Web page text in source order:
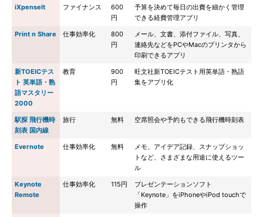
iXpenseIt ファイナンス
600
円
予算を決めて毎日の出費を細かく管理
できる経費管理アプリ
Print n Share
仕事効率化
800
円
メール、文書、添付ファイル、写真、
連絡先などをPCやMacのプリンタから
印刷できるアプリ
新TOEICテス
ト 英単語・熟
語マスタリー
2000
教育
900
円
旺文社新TOEICテスト用英単語・熟語
集をアプリ化
駅探 飛行機時
刻表 国内線
旅行 無料 空席照会や予約もできる飛行機時刻表
Evernote 仕事効率化 無料
メモ、アイデア記録、スナップショッ
トなど、さまざまな用途に使えるツー
ル
Keynote
Remote
仕事効率化 115円
プレゼンテーションソフト
「Keynote」をiPhoneやiPod touchで
操作